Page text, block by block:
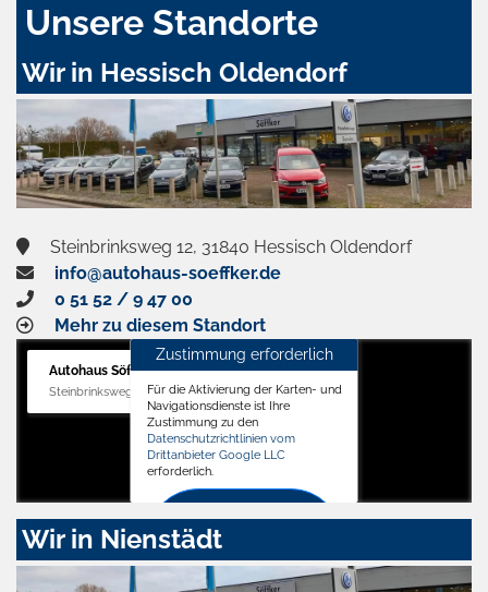
Unsere Standorte
Wir in Hessisch Oldendorf
Steinbrinksweg 12, 31840 Hessisch Oldendorf
info@autohaus-soeffker.de
0 51 52 / 9 47 00
Mehr zu diesem Standort
Autohaus Söffker GmbH
Steinbrinksweg 12, 31840 Hessisch Oldendorf
Zustimmung erforderlich
Für die Aktivierung der Karten- und
Navigationsdienste ist Ihre
Zustimmung zu den
Datenschutzrichtlinien vom
Drittanbieter Google LLC
erforderlich.
Zustimmen
aktivieren
Wir in Nienstädt